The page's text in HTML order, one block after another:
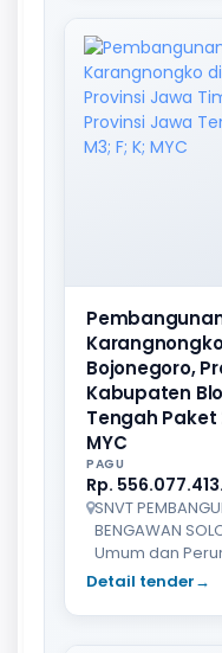
Bojonegoro,
Kabupaten
Tengah Paket
MYC
PAGU
Rp.
SNVT
BENGAWAN
Umum dan
Detail tender→